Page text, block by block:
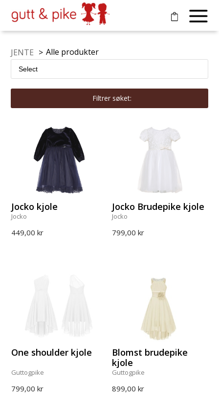
JENTE > Alle produkter
Filtrer søket:
Jocko kjole
Jocko
449,00 kr
Jocko Brudepike kjole
Jocko
799,00 kr
One shoulder kjole
Guttogpike
799,00 kr
Blomst brudepike
kjole
Guttogpike
899,00 kr